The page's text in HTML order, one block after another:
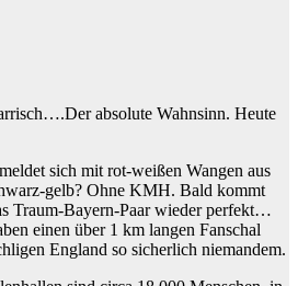
absolute Wahnsinn. Heute
sich mit rot-weißen Wangen aus
gelb? Ohne KMH. Bald kommt
Traum-Bayern-Paar wieder perfekt…
einen über 1 km langen Fanschal
England so sicherlich niemandem.